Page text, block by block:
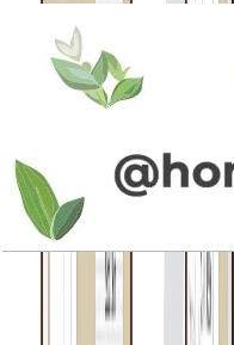
La Rosa Phase 4,
3M, Mid Unit, 1946